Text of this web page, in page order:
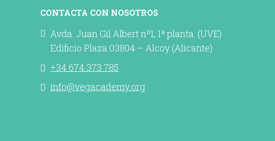
CONTACTA CON NOSOTROS
Avda. Juan Gil Albert nº1, 1ª planta. (UVE)
Edificio Plaza 03804 – Alcoy (Alicante)
+34 674 373 785
info@vegacademy.org